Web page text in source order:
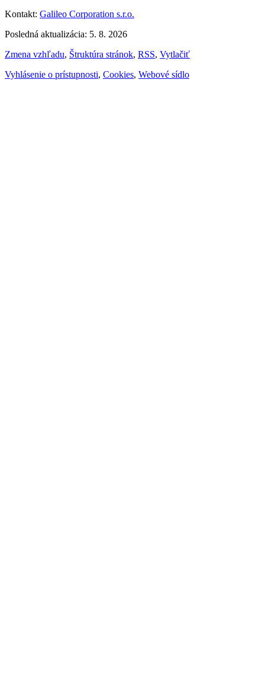
Kontakt: Galileo Corporation s.r.o.
Posledná aktualizácia: 5. 8. 2026
Zmena vzhľadu, Štruktúra stránok, RSS, Vytlačiť
Vyhlásenie o prístupnosti, Cookies, Webové sídlo